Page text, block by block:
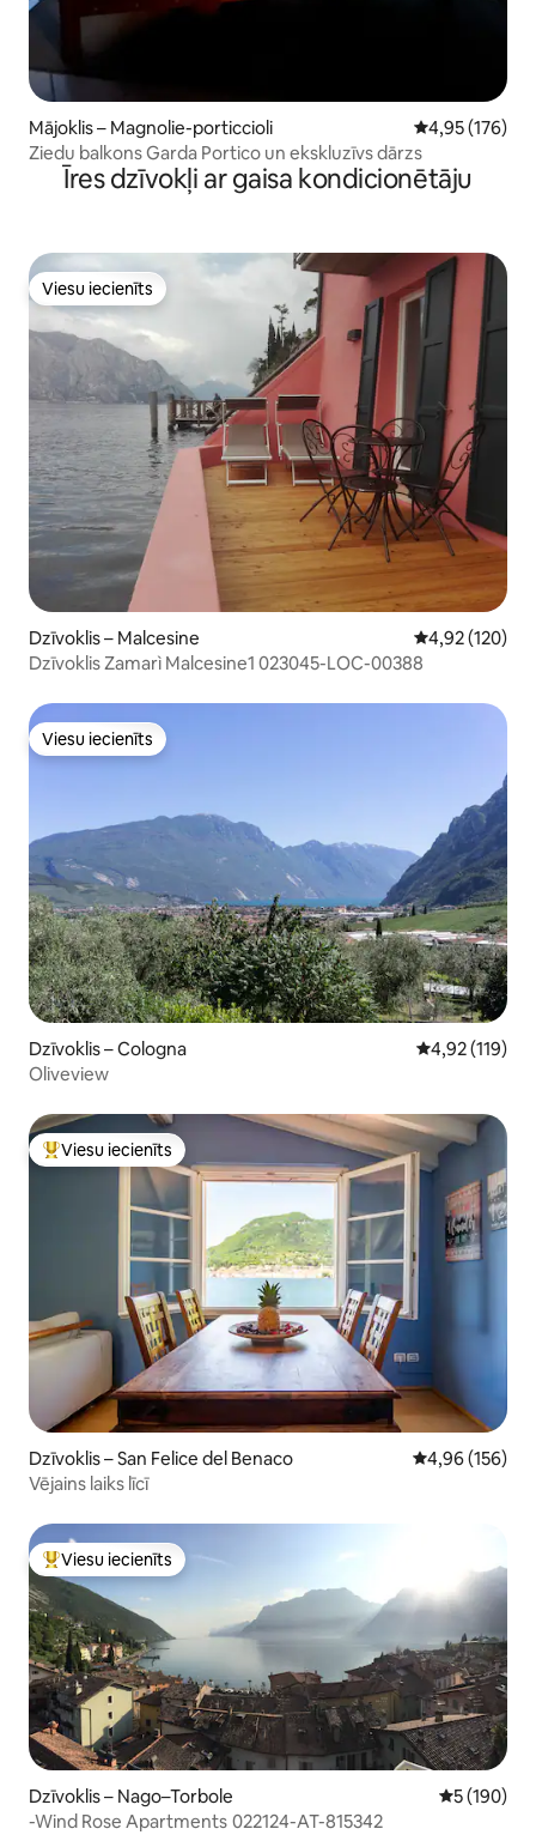
Mājoklis – Magnolie-porticcioli Vidējais
4,95 (176)
Ziedu balkons Garda Portico un ekskluzīvs dārzs
Īres dzīvokļi ar gaisa kondicionētāju
Viesu iecienīts
Viesu iecienīts
Dzīvoklis – Malcesine Vidējais
4,92 (120)
Dzīvoklis Zamarì Malcesine1 023045-LOC-00388
Viesu iecienīts
Viesu iecienīts
Dzīvoklis – Cologna Vidējais
4,92 (119)
Oliveview
Populārs viesu iecienīts mājoklis
Viesu iecienīts
Dzīvoklis – San Felice del Benaco Vidējais
4,96 (156)
Vējains laiks līcī
Populārs viesu iecienīts mājoklis
Viesu iecienīts
Dzīvoklis – Nago–Torbole Vidējais
5 (190)
-Wind Rose Apartments 022124-AT-815342